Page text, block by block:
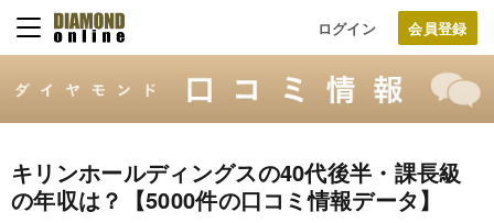
ログイン
キリンホールディングスの40代後半・課長級
の年収は？【5000件の口コミ情報データ】